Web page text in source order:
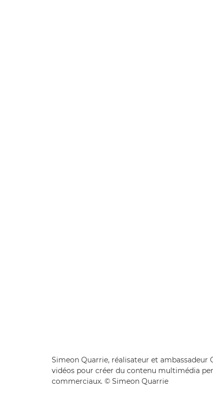
Simeon Quarrie, réalisateur et ambassadeur
vidéos pour créer du contenu multimédia
commerciaux. © Simeon Quarrie